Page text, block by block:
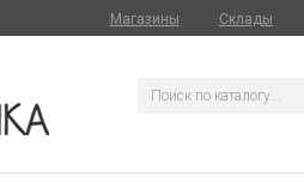
Магазины Склады